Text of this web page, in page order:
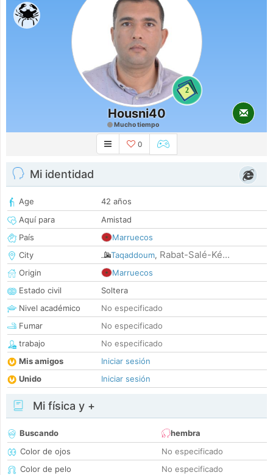
2
Housni40
Mucho tiempo
0
Mi identidad
Age
42 años
Aquí para
Amistad
País
Marruecos
City
Taqaddoum, Rabat-Salé-Ké...
Origin
Marruecos
Estado civil
Soltera
Nivel académico
No especificado
Fumar
No especificado
trabajo
No especificado
Mis amigos
Iniciar sesión
Unido
Iniciar sesión
Mi física y +
Buscando
hembra
Color de ojos
No especificado
Color de pelo
No especificado